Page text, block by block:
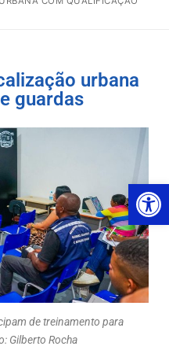
urbana
guardas
de treinamento para
Gilberto Rocha